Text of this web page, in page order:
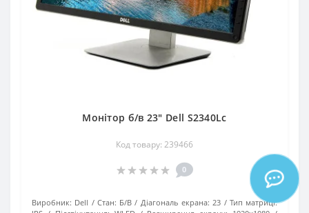
Монітор б/в 23" Dell S2340Lc
Код товару: 239466
0
Виробник: Dell Стан: Б/В Діагональ екрана: 23
Тип матриці: